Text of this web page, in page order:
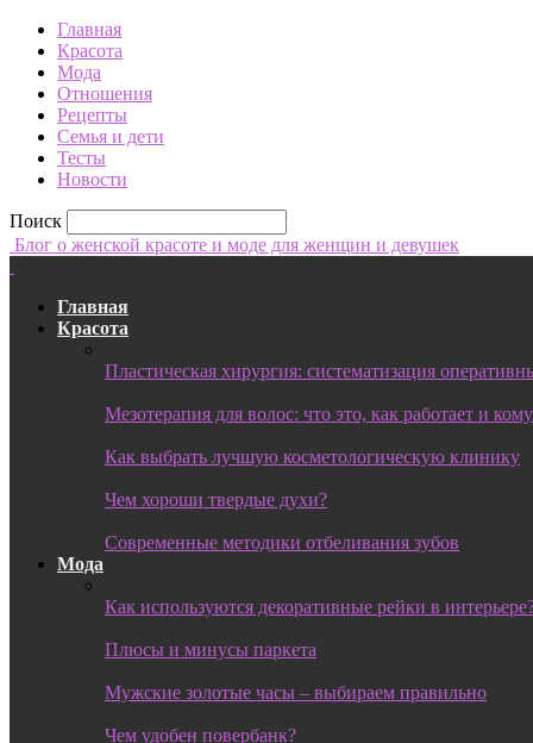
Главная
Красота
Мода
Отношения
Рецепты
Семья и дети
Тесты
Новости
Поиск
Блог о женской красоте и моде для женщин и девушек
Главная
Красота
Пластическая хирургия: систематизация
Мезотерапия для волос: что это, как работает и
Как выбрать лучшую косметологическую клинику
Чем хороши твердые духи?
Современные методики отбеливания зубов
Мода
Как используются декоративные рейки в
Плюсы и минусы паркета
Мужские золотые часы – выбираем правильно
Чем удобен повербанк?